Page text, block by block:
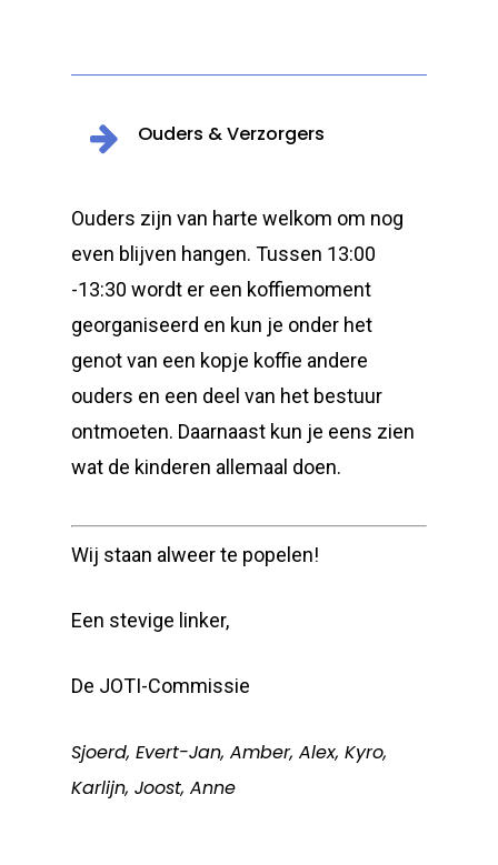
Ouders & Verzorgers
Ouders zijn van harte welkom om nog
even blijven hangen. Tussen 13:00
-13:30 wordt er een koffiemoment
georganiseerd en kun je onder het
genot van een kopje koffie andere
ouders en een deel van het bestuur
ontmoeten. Daarnaast kun je eens zien
wat de kinderen allemaal doen.
Wij staan alweer te popelen!
Een stevige linker,
De JOTI-Commissie
Sjoerd, Evert-Jan, Amber, Alex, Kyro,
Karlijn, Joost, Anne